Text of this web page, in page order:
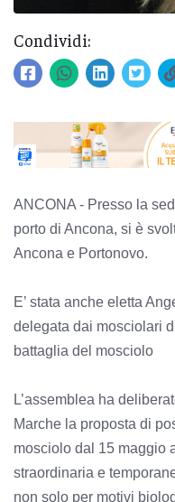
Condividi:
ANCONA - Presso la
porto di Ancona, si è
Ancona e Portonovo.
E’ stata anche eletta
delegata dai mosciolari
battaglia del mosciolo
L’assemblea ha
Marche la proposta di
mosciolo dal 15 maggio
straordinaria e
non solo per motivi